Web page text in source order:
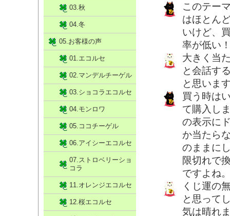
このテー
はほとん
いけど、
率が低い
大きく当
と会話す
と思いま
買う時は
て購入し
の表示に
か当たら
のままに
限切れで
ですよね
くじ運の
と思って
気は晴れ
03.秋
04.冬
05.お客様の声
01.エコルセ
02.マンデルチーゲル
03.ショコラエコルセ
04.モンロワ
05.ココチーゲル
06.アイシーエコルセ
07.ストロベリーショ
コラ
11.オレンジエコルセ
12.桜エコルセ